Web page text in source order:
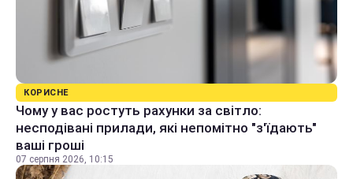
КОРИСНЕ
Чому у вас ростуть рахунки за світло:
несподівані прилади, які непомітно "з'їдають"
ваші гроші
07 серпня 2026, 10:15